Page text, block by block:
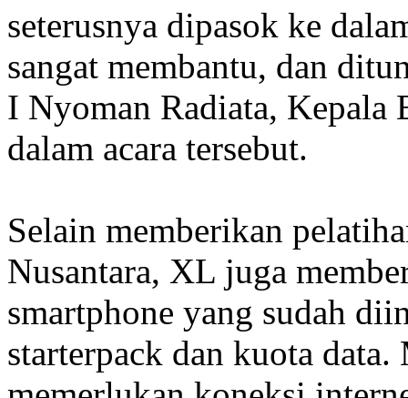
seterusnya dipasok ke
sangat membantu, dan
I Nyoman Radiata,
dalam acara tersebut.
Selain memberikan
Nusantara, XL juga
smartphone yang sudah
starterpack dan kuota